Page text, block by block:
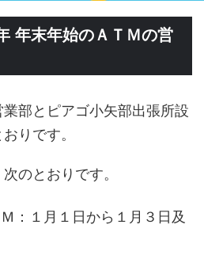
年末年始のＡＴＭの営
部とピアゴ小矢部出張所設
りです。
のとおりです。
：１月１日から１月３日及